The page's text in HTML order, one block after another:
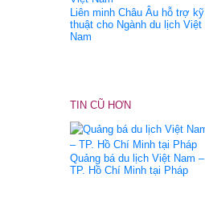
Liên minh Châu Âu hỗ trợ kỹ
thuật cho Ngành du lịch Việt
Nam
TIN CŨ HƠN
Quảng bá du lịch Việt Nam –
TP. Hồ Chí Minh tại Pháp